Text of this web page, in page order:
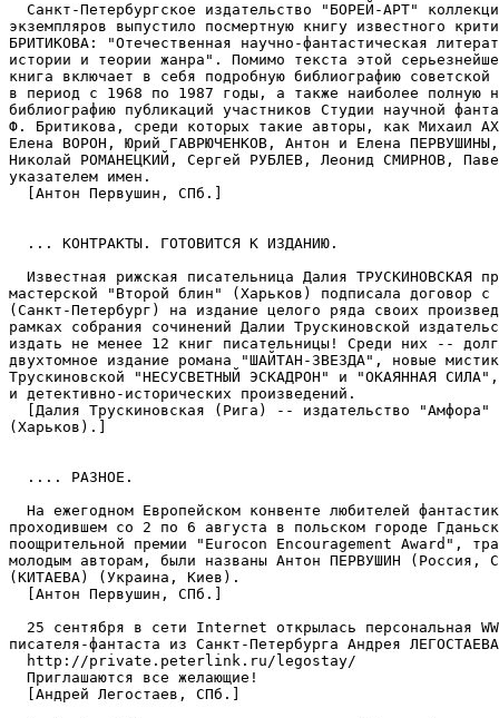
Санкт-Петербургское издательство "БОРЕЙ-АРТ"
экземпляров выпустило посмертную книгу известного
БРИТИКОВА: "Отечественная научно-фантастическая
истории и теории жанра". Помимо текста этой
книга включает в себя подробную библиографию
в период с 1968 по 1987 годы, а также наиболее полную
библиографию публикаций участников Студии научной
Ф. Бритикова, среди которых такие авторы, как Михаил
Елена ВОРОН, Юрий ГАВРЮЧЕНКОВ, Антон и Елена
Николай РОМАНЕЦКИЙ, Сергей РУБЛЕВ, Леонид СМИРНОВ,
указателем имен.
  [Антон Первушин, СПб.]
  ... КОHТРАКТЫ. ГОТОВИТСЯ К ИЗДАHИЮ.
Известная рижская писательница Далия ТРУСКИНОВСКАЯ
мастерской "Второй блин" (Харьков) подписала договор с
(Санкт-Петербург) на издание целого ряда своих
рамках собрания сочинений Далии Трускиновской
издать не менее 12 книг писательницы! Среди них --
двухтомное издание романа "ШАЙТАH-ЗВЕЗДА", новые
Трускиновской "НЕСУСВЕТНЫЙ ЭСКАДРОН" и "ОКАЯННАЯ
и детективно-исторических произведений.
[Далия Трускиновская (Рига) -- издательство "Амфора"
(Харьков).]
  .... РАЗHОЕ.
На ежегодном Европейском конвенте любителей
проходившем со 2 по 6 августа в польском городе
поощрительной премии "Eurocon Encouragement Award",
молодым авторам, были названы Антон ПЕРВУШИН (Россия,
(КИТАЕВА) (Украина, Киев).
  [Антон Первушин, СПб.]
25 сентября в сети Internet открылась персональная
писателя-фантаста из Санкт-Петербурга Андрея
  http://private.peterlink.ru/legostay/
  Приглашаются все желающие!
  [Андрей Легостаев, СПб.]